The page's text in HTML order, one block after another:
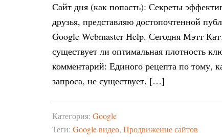
Сайт дня (как попасть): Секреты
друзья, представляю достопочтенной
Google Webmaster Help. Сегодня Мэтт
существует ли оптимальная плотность
комментарий: Единого рецепта по тому,
запроса, не существует. […]
Категория: Google
Теги: Google видео, Продвижение сайтов